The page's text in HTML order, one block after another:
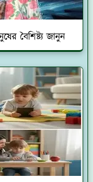
বৈশিষ্ট্য জানুন